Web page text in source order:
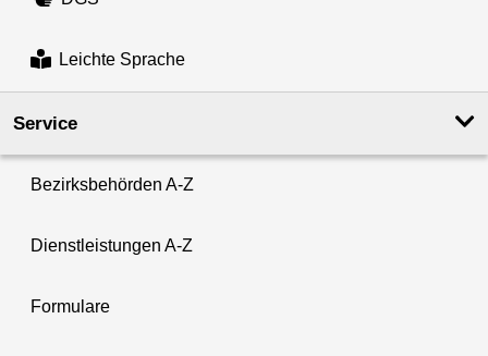
Leichte Sprache
Service
Bezirksbehörden A-Z
Dienstleistungen A-Z
Formulare